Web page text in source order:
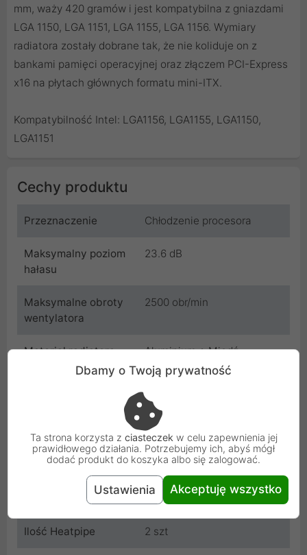
mm, waży 420 gramów i jest kompatybilna z gniazdami
LGA 1150, LGA 1151, LGA 1155, LGA 1156. Wymiary
radiatora zostały dobrane tak, że nie koliduje on z
bankami pamięci operacyjnej oraz złączem PCI-Express
x16 na płytach głównych formatu mini-ITX.
Kompatybilność Intel: LGA1156, LGA1155, LGA1150,
LGA1151
Cechy produktu
Przeznaczenie Chłodzenie procesora
Maksymalny poziom
hałasu
23.6 dB
Maksymalne obroty
wentylatora
2500 obr/min
Materiał radiatora Aluminium + Miedź
Wymiary wentylatora
nr 1
92 x 92 x 25 mm
Podświetlenie Brak
Ilość wentylatorów 1 szt
Ilość Heatpipe 2 szt
Dbamy o Twoją prywatność
Ta strona korzysta z ciasteczek w celu zapewnienia jej
prawidłowego działania. Potrzebujemy ich, abyś mógł
dodać produkt do koszyka albo się zalogować.
Ustawienia Akceptuję wszystko